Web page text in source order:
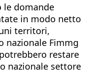
le domande
in modo netto
territori,
nazionale Fimmg
restare
nazionale settore